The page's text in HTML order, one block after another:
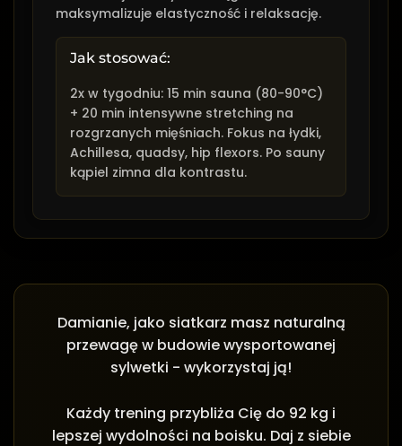
maksymalizuje elastyczność i relaksację.
Jak stosować:
2x w tygodniu: 15 min sauna (80-90°C)
+ 20 min intensywne stretching na
rozgrzanych mięśniach. Fokus na łydki,
Achillesa, quadsy, hip flexors. Po sauny
kąpiel zimna dla kontrastu.
Damianie, jako siatkarz masz naturalną
przewagę w budowie wysportowanej
sylwetki - wykorzystaj ją!
Każdy trening przybliża Cię do 92 kg i
lepszej wydolności na boisku. Daj z siebie